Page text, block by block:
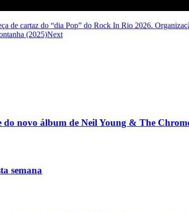
de cartaz do “dia Pop” do Rock In Rio 2026.
(2025)Next
do novo álbum de Neil Young & The
semana